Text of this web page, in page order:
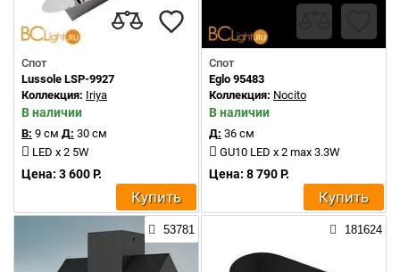
Спот
Lussole LSP-9927
Коллекция: Iriya
В наличии
В: 9 см Д: 30 см
LED x 2 5W
Цена: 3 600 Р.
Купить
Спот
Eglo 95483
Коллекция: Nocito
В наличии
Д: 36 см
GU10 LED x 2 max 3.3W
Цена: 8 790 Р.
Купить
53781 181624